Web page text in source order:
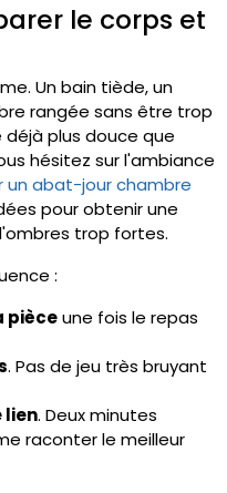
le corps et
Un bain tiède, un
rangée sans être trop
plus douce que
hésitez sur l'ambiance
un abat-jour chambre
pour obtenir une
trop fortes.
:
pièceune fois le repas
. Pas de jeu très bruyant
lien. Deux minutes
raconter le meilleur